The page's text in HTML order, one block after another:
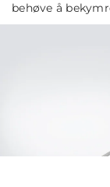
behøve å